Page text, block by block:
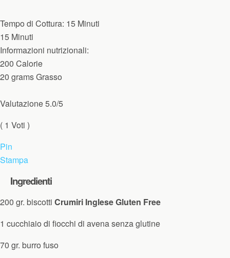
Tempo di Cottura: 15 Minuti
15 Minuti
Informazioni nutrizionali:
200 Calorie
20 grams Grasso
Valutazione5.0/5
( 1 Voti )
Pin
Stampa
Ingredienti
200 gr. biscotti Crumiri Inglese Gluten Free
1 cucchiaio di fiocchi di avena senza glutine
70 gr. burro fuso